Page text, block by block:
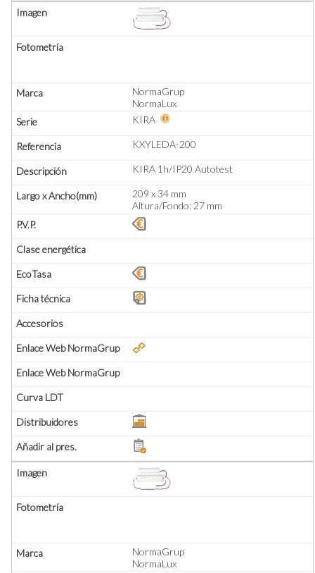
NormaGrup
NormaLux
KIRA
KXYLEDA-200
KIRA 1h/IP20 Autotest
209 x 34 mm
Altura/Fondo: 27 mm
NormaGrup
NormaLux